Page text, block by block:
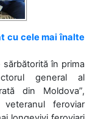
cu cele mai înalte
în prima
general al
din Moldova”,
feroviar